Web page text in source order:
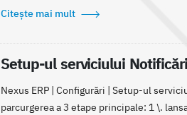
Citește mai mult
Setup-ul serviciului
Nexus ERP | Configurări | Setup-ul
parcurgerea a 3 etape principale: 1 \.